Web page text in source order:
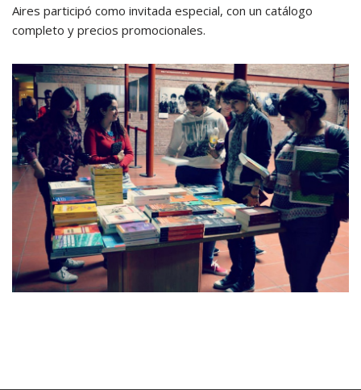
Aires participó como invitada especial, con un catálogo
completo y precios promocionales.